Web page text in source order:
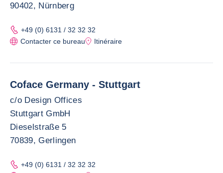
90402, Nürnberg
+49 (0) 6131 / 32 32 32
Contacter ce bureau
Itinéraire
Coface Germany - Stuttgart
c/o Design Offices
Stuttgart GmbH
Dieselstraße 5
70839, Gerlingen
+49 (0) 6131 / 32 32 32